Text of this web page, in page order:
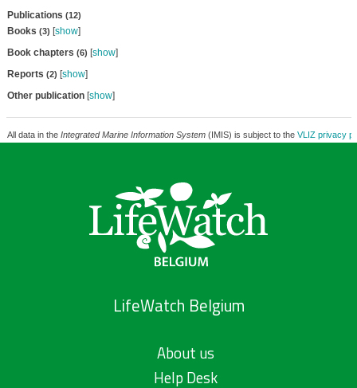
Publications (12)
Books (3) [show]
Book chapters (6) [show]
Reports (2) [show]
Other publication[show]
All data in the Integrated Marine Information System(IMIS) is subject to the VLIZ privacy
LifeWatch Belgium
About us
Help Desk